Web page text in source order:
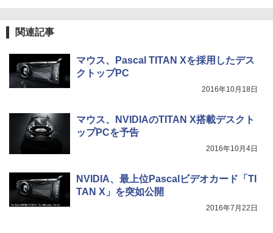
関連記事
マウス、Pascal TITAN Xを採用したデス
クトップPC
2016年10月18日
マウス、NVIDIAのTITAN X搭載デスクト
ップPCを予告
2016年10月4日
NVIDIA、最上位Pascalビデオカード「TI
TAN X」を突如公開
2016年7月22日